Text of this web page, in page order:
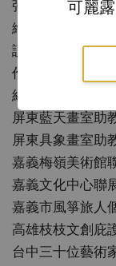
可麗
張偉鈺，國立嘉
繪畫的世界是
讀音和「鮪魚」
作的無限可能。
經歷：
屏東藍天畫室助
屏東具象畫室助
嘉義梅嶺美術館
嘉義文化中心聯
嘉義市風箏旅人
高雄枝枝文創庇
台中三十位藝術